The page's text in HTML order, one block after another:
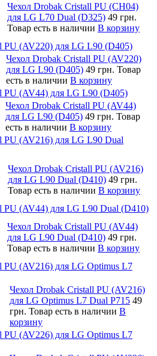
Чехол Drobak Cristall PU (CH04)
для LG L70 Dual (D325) 49 грн.
Товар есть в наличии В корзину
PU (AV220) для LG L90 (D405)
Чехол Drobak Cristall PU (AV220)
для LG L90 (D405) 49 грн. Товар
есть в наличии В корзину
PU (AV44) для LG L90 (D405)
Чехол Drobak Cristall PU (AV44)
для LG L90 (D405) 49 грн. Товар
есть в наличии В корзину
PU (AV216) для LG L90 Dual
Чехол Drobak Cristall PU (AV216)
для LG L90 Dual (D410) 49 грн.
Товар есть в наличии В корзину
PU (AV44) для LG L90 Dual (D410)
Чехол Drobak Cristall PU (AV44)
для LG L90 Dual (D410) 49 грн.
Товар есть в наличии В корзину
PU (AV216) для LG Optimus L7
Чехол Drobak Cristall PU (AV216)
для LG Optimus L7 Dual P715 49
грн. Товар есть в наличии В
корзину
PU (AV226) для LG Optimus L7